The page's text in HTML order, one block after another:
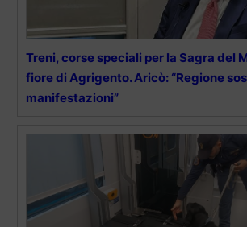
Treni, corse speciali per la Sagra del
fiore di Agrigento. Aricò: “Regione
manifestazioni”